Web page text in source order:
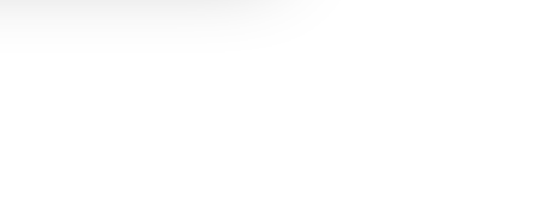
ve sizlere yönelik
detaylı bilgi için Ayarlar
ve sitemizde ilgili